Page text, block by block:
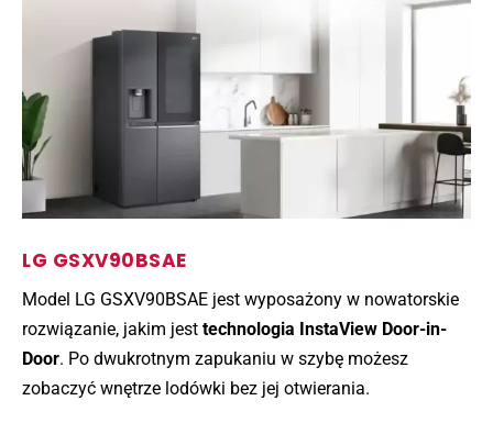
LG GSXV90BSAE
Model LG GSXV90BSAE jest wyposażony w nowatorskie
rozwiązanie, jakim jest technologia InstaView Door-in-
Door. Po dwukrotnym zapukaniu w szybę możesz
zobaczyć wnętrze lodówki bez jej otwierania.